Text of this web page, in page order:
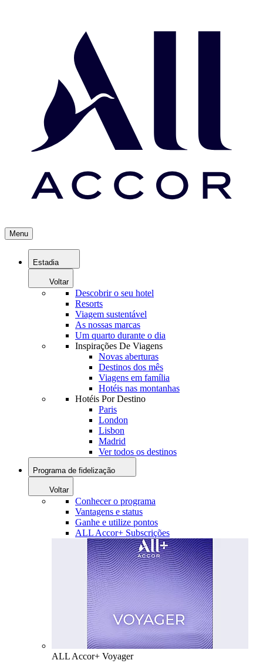
Menu
Estadia
Voltar
Descobrir o seu hotel
Resorts
Viagem sustentável
As nossas marcas
Um quarto durante o dia
Inspirações De Viagens
Novas aberturas
Destinos dos mês
Viagens em família
Hotéis nas montanhas
Hotéis Por Destino
Paris
London
Lisbon
Madrid
Ver todos os destinos
Programa de fidelização
Voltar
Conhecer o programa
Vantagens e status
Ganhe e utilize pontos
ALL Accor+ Subscrições
ALL Accor+ Voyager